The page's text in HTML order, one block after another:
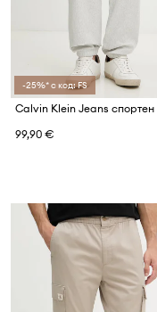
-25%* с код: FS
99,90 €